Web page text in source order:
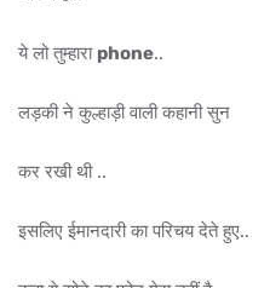
ये लो तुम्हारा phone..
लड़की ने कुल्हाड़ी वाली कहानी सुन
कर रखी थी ..
इसलिए ईमानदारी का परिचय देते हुए..